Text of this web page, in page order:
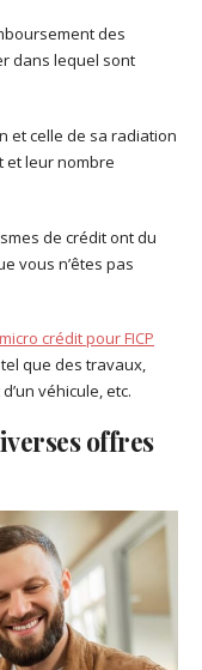
des
dans lequel sont
et celle de sa radiation
et leur nombre
de crédit ont du
vous n’êtes pas
micro crédit pour FICP
que des travaux,
véhicule, etc.
offres